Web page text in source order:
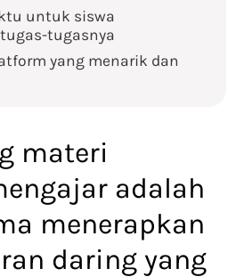
untuk siswa
tugasnya
yang menarik dan
materi
adalah
menerapkan
daring yang